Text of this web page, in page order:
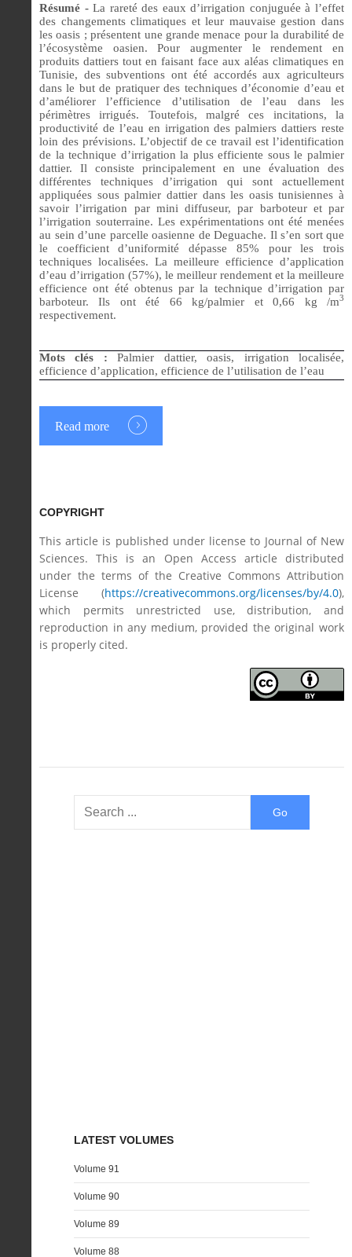
Résumé -La rareté des eaux d’irrigation conjuguée à l’effet
des changements climatiques et leur mauvaise gestion dans
les oasis ; présentent une grande menace pour la durabilité de
l’écosystème oasien.
Pour augmenter le rendement en
produits dattiers tout en faisant face aux aléas climatiques en
Tunisie, des subventions ont été accordés aux agriculteurs
dans le but de pratiquer des techniques d’économie d’eau et
d’améliorer l’efficience d’utilisation de l’eau dans les
périmètres irrigués. Toutefois, malgré ces incitations, la
productivité de l’eau en irrigation des palmiers dattiers reste
loin des prévisions. L’objectif de ce travail est l’identification
de la technique d’irrigation la plus efficiente sous le palmier
dattier. Il consiste principalement en une évaluation des
différentes techniques d’irrigation qui sont actuellement
appliquées sous palmier dattier dans les oasis tunisiennes à
savoir l’irrigation par mini diffuseur, par barboteur et par
l’irrigation souterraine. Les expérimentations ont été menées
au sein d’une parcelle oasienne de Deguache. Il s’en sort que
le coefficient d’uniformité dépasse 85% pour les trois
techniques localisées. La meilleure efficience d’application
d’eau d’irrigation (57%), le meilleur rendement et la meilleure
efficience ont été obtenus par la technique d’irrigation par
barboteur. Ils ont été 66 kg/palmier et 0,66 kg /m3
respectivement.
Mots clés :Palmier dattier, oasis, irrigation localisée,
efficience d’application, efficience de l’utilisation de l’eau
Read more
COPYRIGHT
This article is published under license to Journal of New
Sciences. This is an Open Access article distributed
under the terms of the Creative Commons Attribution
License (https://creativecommons.org/licenses/by/4.0),
which permits unrestricted use, distribution, and
reproduction in any medium, provided the original work
is properly cited.
LATEST VOLUMES
Volume 91
Volume 90
Volume 89
Volume 88